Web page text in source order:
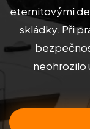
Deratizace
Úklid
Příprava
eternitovými
skládky. Při
neohrozilo